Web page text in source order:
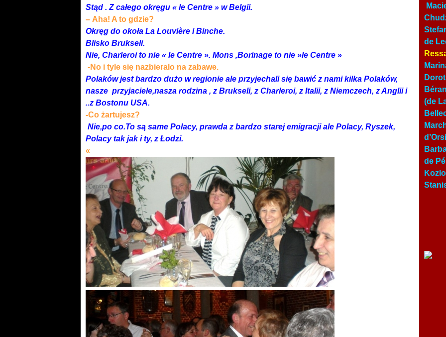
Stąd . Z całego okręgu « le Centre » w Belgii.
– Aha! A to gdzie?
Okręg do okoła La Louvière i Binche.
Blisko Brukseli.
Nie, Charleroi to nie « le Centre ». Mons ,Borinage to nie »le Centre »
-No i tyle się nazbieralo na zabawe.
Polaków jest bardzo dużo w regionie ale przyjechali się bawić z nami kilka Polaków,
nasze przyjaciele,nasza rodzina , z Brukseli, z Charleroi, z Italii, z Niemczech, z Anglii i
..z Bostonu USA.
-Co żartujesz?
Nie,po co.To są same Polacy, prawda z bardzo starej emigracji ale Polacy, Ryszek,
Polacy tak jak i ty, z Łodzi.
«
de
(de
de